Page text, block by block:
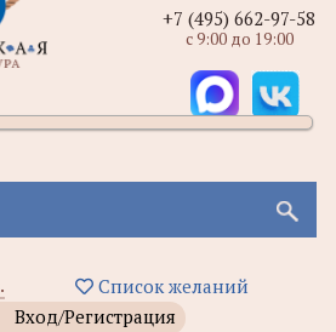
Список желаний
Вход/Регистрация
+7 (495) 662-97-58
с 9:00 до 19:00